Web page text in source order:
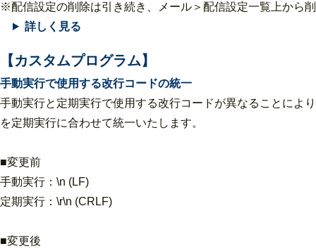
※配信設定の削除は引き続き、メール＞配信設定一覧上から
詳しく見る
【カスタムプログラム】
手動実行で使用する改行コードの統一
手動実行と定期実行で使用する改行コードが異なることによ
を定期実行に合わせて統一いたします。
■変更前
手動実行：\n (LF)
定期実行：\r\n (CRLF)
■変更後